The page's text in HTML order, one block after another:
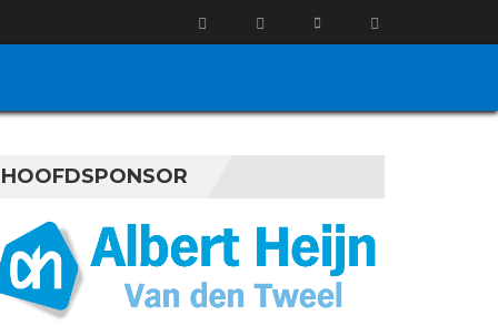
HOOFDSPONSOR